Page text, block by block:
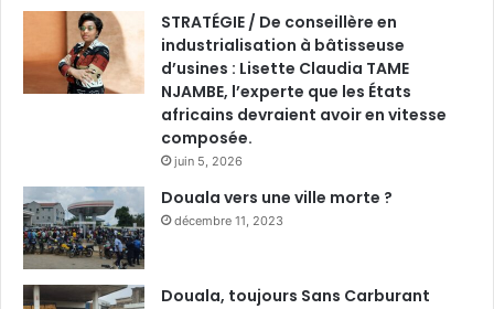
STRATÉGIE / De conseillère en
industrialisation à bâtisseuse
d’usines : Lisette Claudia TAME
NJAMBE, l’experte que les États
africains devraient avoir en vitesse
composée.
juin 5, 2026
Douala vers une ville morte ?
décembre 11, 2023
Douala, toujours Sans Carburant